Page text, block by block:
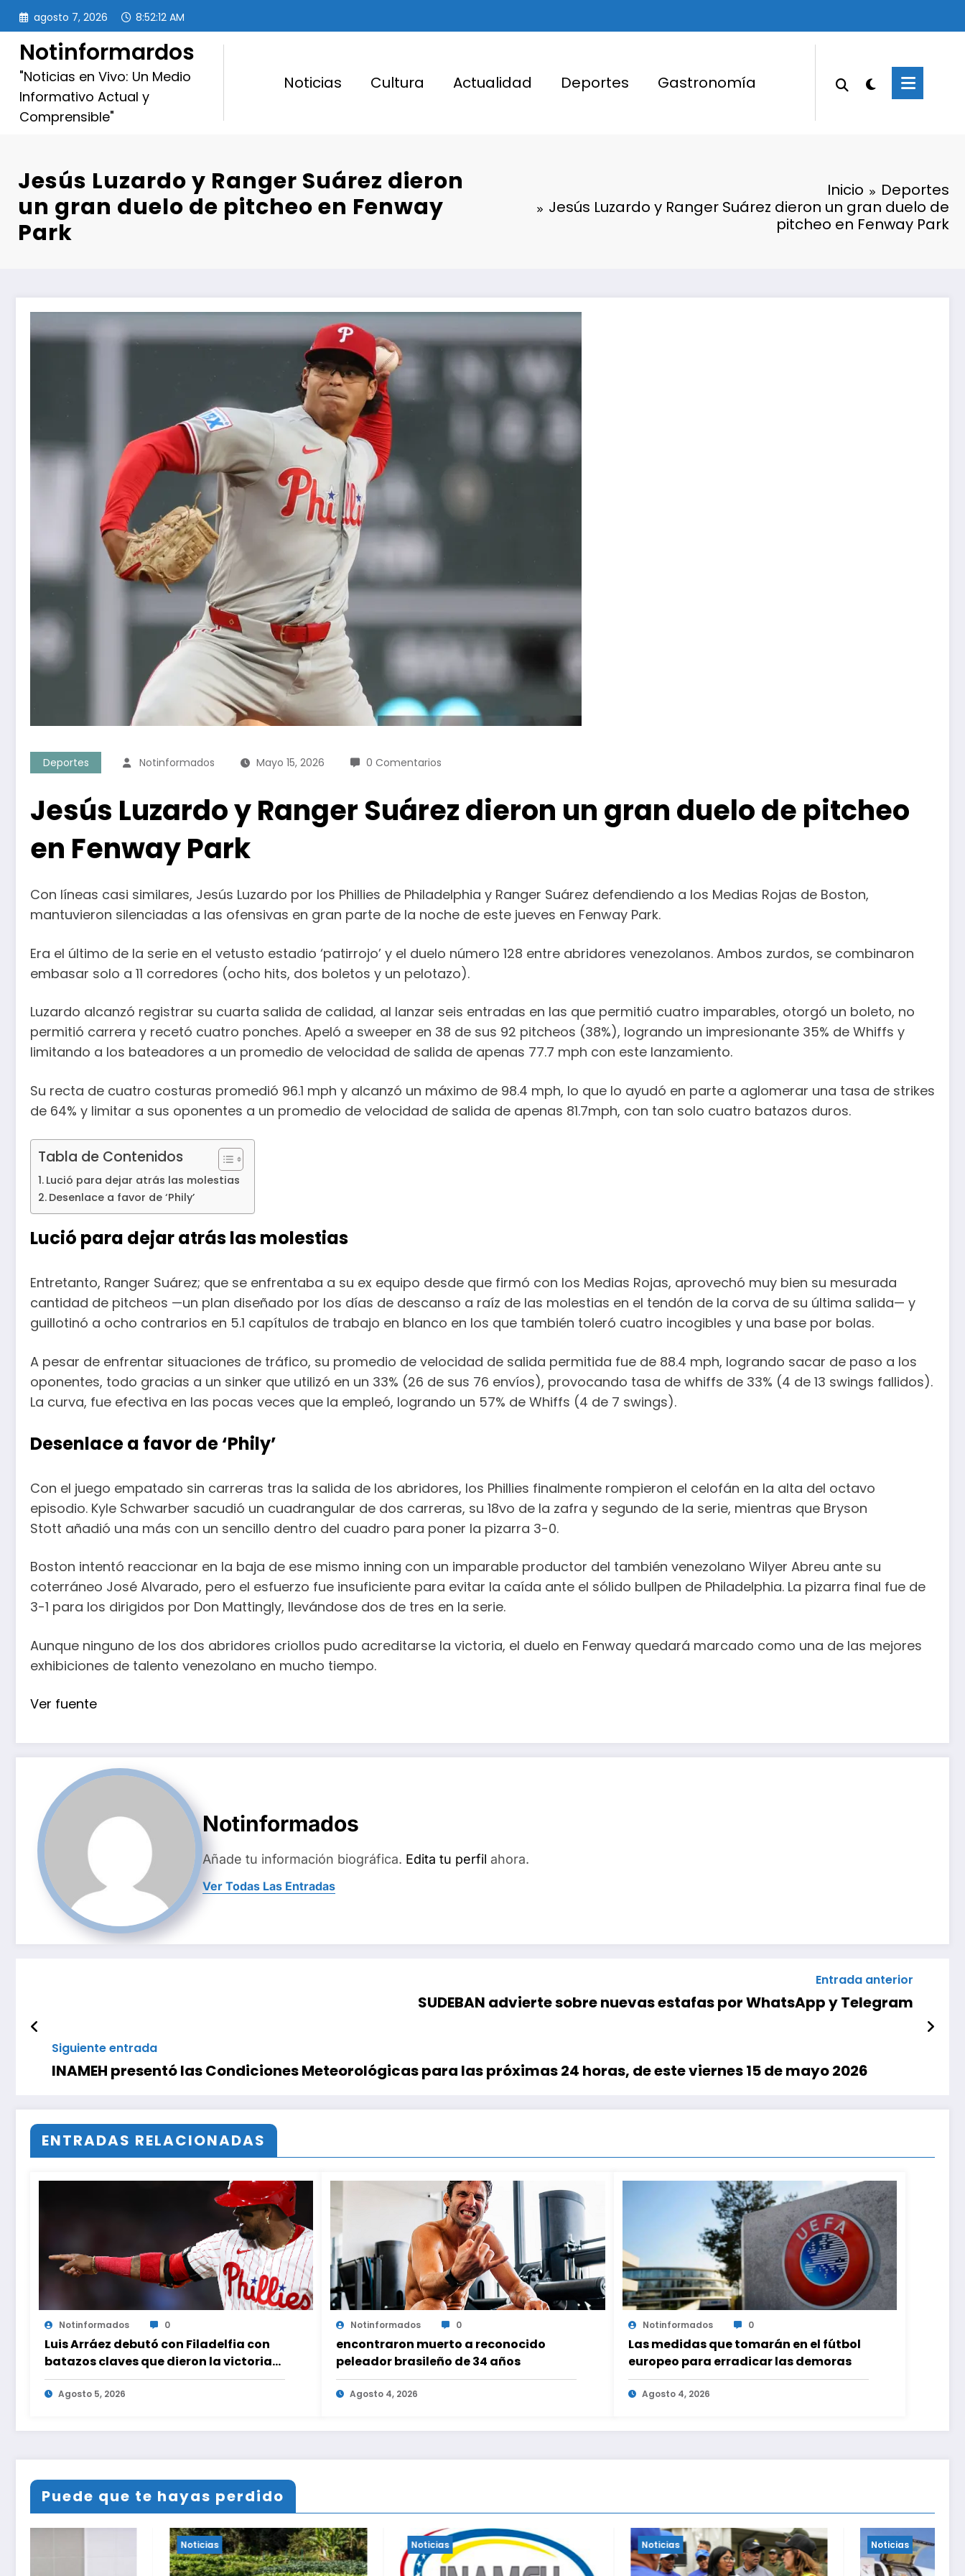
Saltar
contenido
agosto 7, 2026 8:52:13 AM
Notinformardos
"Noticias en Vivo: Un Medio
Informativo Actual y
Comprensible"
Noticias Cultura Actualidad Deportes Gastronomía
Jesús Luzardo y Ranger Suárez dieron
un gran duelo de pitcheo en Fenway
Park
Inicio
Deportes
Jesús Luzardo y Ranger Suárez dieron un gran duelo de
pitcheo en Fenway Park
Deportes Notinformados Mayo 15, 2026 0 Comentarios
Jesús Luzardo y Ranger Suárez dieron un gran duelo de pitcheo
en Fenway Park
Con líneas casi similares, Jesús Luzardo por los Phillies de Philadelphia y Ranger Suárez defendiendo a los Medias Rojas de Boston,
mantuvieron silenciadas a las ofensivas en gran parte de la noche de este jueves en Fenway Park.
Era el último de la serie en el vetusto estadio ‘patirrojo’ y el duelo número 128 entre abridores venezolanos. Ambos zurdos, se combinaron
embasar solo a 11 corredores (ocho hits, dos boletos y un pelotazo).
Luzardo alcanzó registrar su cuarta salida de calidad, al lanzar seis entradas en las que permitió cuatro imparables, otorgó un boleto, no
permitió carrera y recetó cuatro ponches. Apeló a sweeper en 38 de sus 92 pitcheos (38%), logrando un impresionante 35% de Whiffs y
limitando a los bateadores a un promedio de velocidad de salida de apenas 77.7 mph con este lanzamiento.
Su recta de cuatro costuras promedió 96.1 mph y alcanzó un máximo de 98.4 mph, lo que lo ayudó en parte a aglomerar una tasa de strikes
de 64% y limitar a sus oponentes a un promedio de velocidad de salida de apenas 81.7mph, con tan solo cuatro batazos duros.
Tabla de Contenidos
Lució para dejar atrás las molestias
Desenlace a favor de ‘Phily’
Lució para dejar atrás las molestias
Entretanto, Ranger Suárez; que se enfrentaba a su ex equipo desde que firmó con los Medias Rojas, aprovechó muy bien su mesurada
cantidad de pitcheos —un plan diseñado por los días de descanso a raíz de las molestias en el tendón de la corva de su última salida— y
guillotinó a ocho contrarios en 5.1 capítulos de trabajo en blanco en los que también toleró cuatro incogibles y una base por bolas.
A pesar de enfrentar situaciones de tráfico, su promedio de velocidad de salida permitida fue de 88.4 mph, logrando sacar de paso a los
oponentes, todo gracias a un sinker que utilizó en un 33% (26 de sus 76 envíos), provocando tasa de whiffs de 33% (4 de 13 swings fallidos).
La curva, fue efectiva en las pocas veces que la empleó, logrando un 57% de Whiffs (4 de 7 swings).
Desenlace a favor de ‘Phily’
Con el juego empatado sin carreras tras la salida de los abridores, los Phillies finalmente rompieron el celofán en la alta del octavo
episodio. Kyle Schwarber sacudió un cuadrangular de dos carreras, su 18vo de la zafra y segundo de la serie, mientras que Bryson
Stott añadió una más con un sencillo dentro del cuadro para poner la pizarra 3-0.
Boston intentó reaccionar en la baja de ese mismo inning con un imparable productor del también venezolano Wilyer Abreu ante su
coterráneo José Alvarado, pero el esfuerzo fue insuficiente para evitar la caída ante el sólido bullpen de Philadelphia. La pizarra final fue de
3-1 para los dirigidos por Don Mattingly, llevándose dos de tres en la serie.
Aunque ninguno de los dos abridores criollos pudo acreditarse la victoria, el duelo en Fenway quedará marcado como una de las mejores
exhibiciones de talento venezolano en mucho tiempo.
Ver fuente
Notinformados
Añade tu información biográfica. Edita tu perfil ahora.
Ver Todas Las Entradas
Entrada anterior
SUDEBAN advierte sobre nuevas estafas por WhatsApp y Telegram
Siguiente entrada
INAMEH presentó las Condiciones Meteorológicas para las próximas 24 horas, de este viernes 15 de mayo 2026
ENTRADAS RELACIONADAS
Notinformados 0
Luis Arráez debutó con Filadelfia con
batazos claves que dieron la victoria
ante Nacionales
Agosto 5, 2026
Notinformados 0
encontraron muerto a reconocido
peleador brasileño de 34 años
Agosto 4, 2026
Notinformados 0
Las medidas que tomarán en el fútbol
europeo para erradicar las demoras
Agosto 4, 2026
Puede que te hayas perdido
Noticias Noticias Noticias